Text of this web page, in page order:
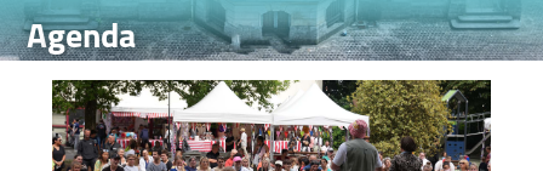
Agenda